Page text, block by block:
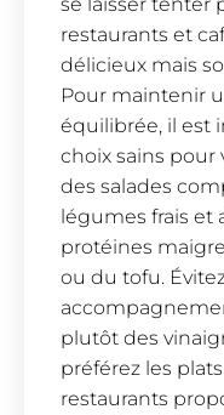
restaurants et
délicieux mais
Pour maintenir
équilibrée, il est
choix sains pour
des salades
légumes frais et
protéines
ou du tofu.
plutôt des
préférez les
restaurants